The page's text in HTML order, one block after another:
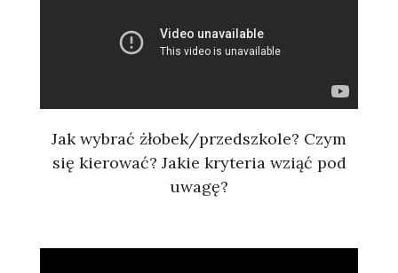
Jak wybrać żłobek/przedszkole? Czym
się kierować? Jakie kryteria wziąć pod
uwagę?